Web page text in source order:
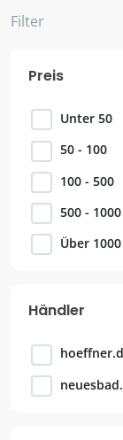
Filter
Preis
Unter 50
50 - 100
100 - 500
500 - 1000
Über 1000
Händler